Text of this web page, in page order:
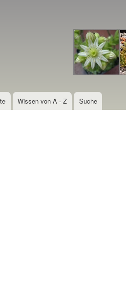
Inhalt
Wissen von A - Z Suche